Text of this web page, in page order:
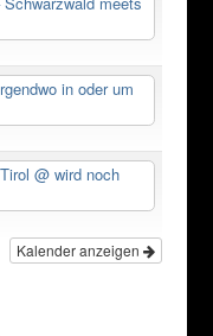
in oder um
Tirol@ wird noch
Kalender anzeigen